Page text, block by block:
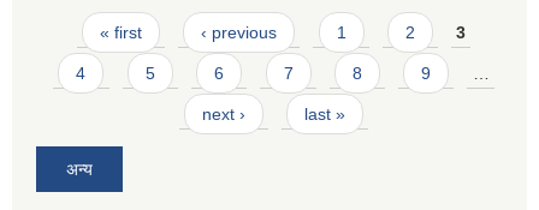
Pages
« first ‹ previous 1 2 3
4 5 6 7 8 9
next › last »
अन्य